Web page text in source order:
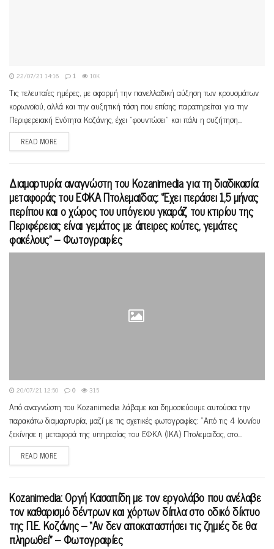
22/07/21 14:16 1 10K
Τις τελευταίες ημέρες, με αφορμή την πανελλαδική αύξηση των κρουσμάτων
κορωνοϊού, αλλά και την αυξητική τάση που επίσης παρατηρείται για την
Περιφερειακή Ενότητα Κοζάνης, έχει "φουντώσει" και πάλι η συζήτηση...
READ MORE
Διαμαρτυρία αναγνώστη του Kozanimedia για τη διαδικασία
μεταφοράς του ΕΦΚΑ Πτολεμαϊδας: “Έχει περάσει 1,5 μήνας
περίπου και ο χώρος του υπόγειου γκαράζ του κτιρίου της
Περιφέρειας είναι γεμάτος με άπειρες κούτες, γεμάτες
φακέλους” – Φωτογραφίες
20/07/21 12:50 0 315
Από αναγνώστη του Kozanimedia λάβαμε και δημοσιεύουμε αυτούσια την
παρακάτω διαμαρτυρία, μαζί με τις σχετικές φωτογραφίες: "Από τις 4 Ιουνίου
ξεκίνησε η μεταφορά της υπηρεσίας του ΕΦΚΑ (ΙΚΑ) Πτολεμαιδος, στο...
READ MORE
Kozanimedia: Οργή Κασαπίδη με τον εργολάβο που ανέλαβε
τον καθαρισμό δέντρων και χόρτων δίπλα στο οδικό δίκτυο
της Π.Ε. Κοζάνης – “Αν δεν αποκαταστήσει τις ζημιές δε θα
πληρωθεί” – Φωτογραφίες